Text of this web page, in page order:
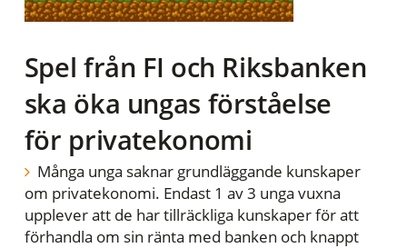
Spel från FI och Riksbanken
ska öka ungas förståelse
för privatekonomi
Många unga saknar grundläggande kunskaper
om privatekonomi. Endast 1 av 3 unga vuxna
upplever att de har tillräckliga kunskaper för att
förhandla om sin ränta med banken och knappt